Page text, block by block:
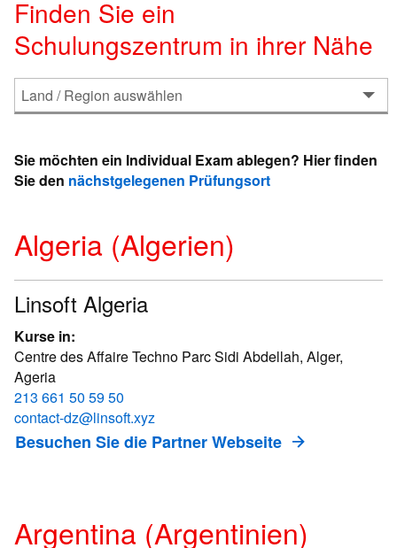
Finden Sie ein
Schulungszentrum in ihrer Nähe
Sie möchten ein Individual Exam ablegen? Hier finden
Sie den nächstgelegenen Prüfungsort
Algeria (Algerien)
Linsoft Algeria
Kurse in:
Centre des Affaire Techno Parc Sidi Abdellah, Alger,
Ageria
213 661 50 59 50
contact-dz@linsoft.xyz
Besuchen Sie die Partner Webseite
Argentina (Argentinien)